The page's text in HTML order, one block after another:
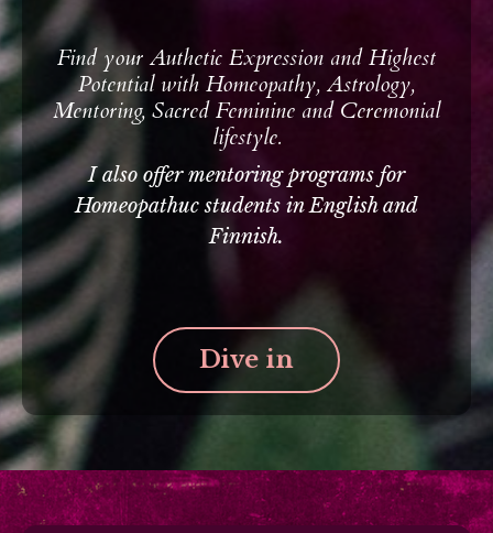
Find your Authetic Expression and Highest
Potential with Homeopathy, Astrology,
Mentoring, Sacred Feminine and Ceremonial
lifestyle.
I also offer mentoring programs for
Homeopathuc students in English and
Finnish.
Dive in